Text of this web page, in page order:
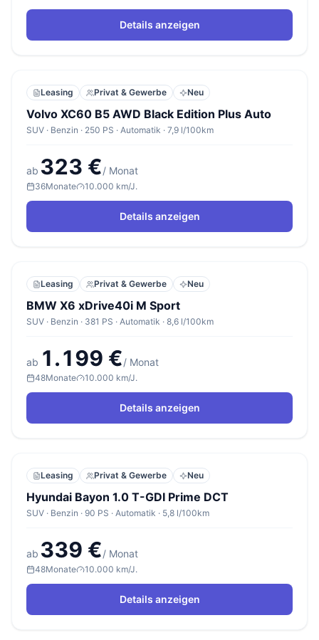
Details anzeigen
Leasing Privat & Gewerbe Neu
Volvo XC60 B5 AWD Black Edition Plus Auto
SUV · Benzin · 250 PS · Automatik · 7,9 l/100km
ab 323 €/ Monat
36Monate 10.000 km/J.
Details anzeigen
Leasing Privat & Gewerbe Neu
BMW X6 xDrive40i M Sport
SUV · Benzin · 381 PS · Automatik · 8,6 l/100km
ab 1.199 €/ Monat
48Monate 10.000 km/J.
Details anzeigen
Leasing Privat & Gewerbe Neu
Hyundai Bayon 1.0 T-GDI Prime DCT
SUV · Benzin · 90 PS · Automatik · 5,8 l/100km
ab 339 €/ Monat
48Monate 10.000 km/J.
Details anzeigen